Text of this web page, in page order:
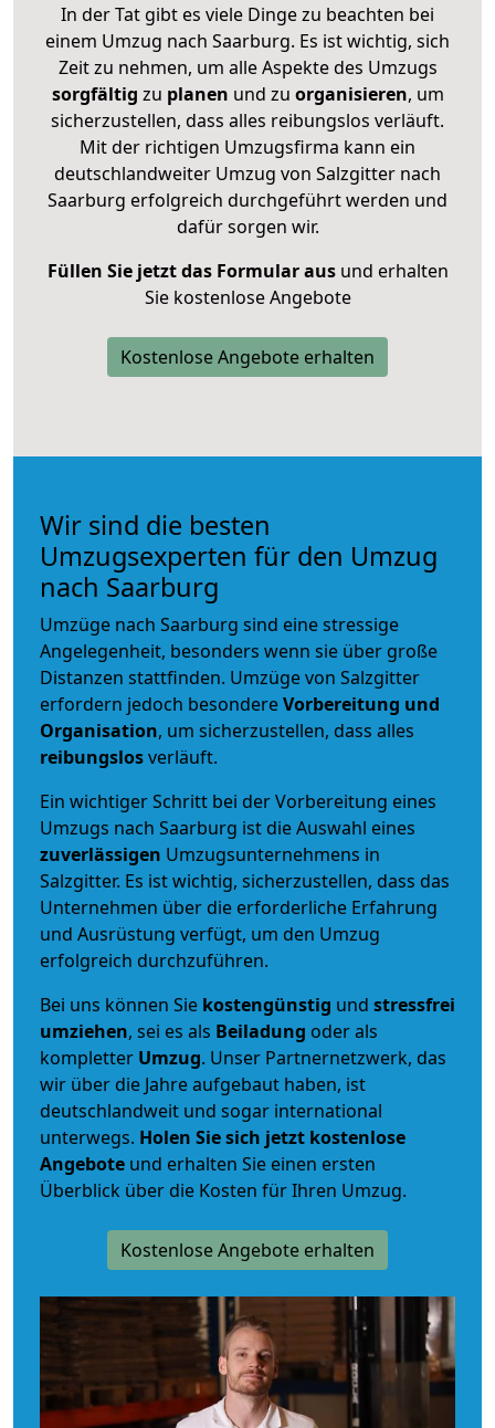
In der Tat gibt es viele Dinge zu beachten bei
einem Umzug nach Saarburg. Es ist wichtig, sich
Zeit zu nehmen, um alle Aspekte des Umzugs
sorgfältig zu planen und zu organisieren, um
sicherzustellen, dass alles reibungslos verläuft.
Mit der richtigen Umzugsfirma kann ein
deutschlandweiter Umzug von Salzgitter nach
Saarburg erfolgreich durchgeführt werden und
dafür sorgen wir.
Füllen Sie jetzt das Formular ausund erhalten
Sie kostenlose Angebote
Kostenlose Angebote erhalten
Wir sind die besten
Umzugsexperten für den Umzug
nach Saarburg
Umzüge nach Saarburg sind eine stressige
Angelegenheit, besonders wenn sie über große
Distanzen stattfinden. Umzüge von Salzgitter
erfordern jedoch besondereVorbereitung und
Organisation, um sicherzustellen, dass alles
reibungslosverläuft.
Ein wichtiger Schritt bei der Vorbereitung eines
Umzugs nach Saarburg ist die Auswahl eines
zuverlässigen Umzugsunternehmens in
Salzgitter. Es ist wichtig, sicherzustellen, dass das
Unternehmen über die erforderliche Erfahrung
und Ausrüstung verfügt, um den Umzug
erfolgreich durchzuführen.
Bei uns können Sie kostengünstig und stressfrei
umziehen, sei es als Beiladung oder als
kompletter Umzug. Unser Partnernetzwerk, das
wir über die Jahre aufgebaut haben, ist
deutschlandweit und sogar international
unterwegs. Holen Sie sich jetzt kostenlose
Angebote und erhalten Sie einen ersten
Überblick über die Kosten für Ihren Umzug.
Kostenlose Angebote erhalten